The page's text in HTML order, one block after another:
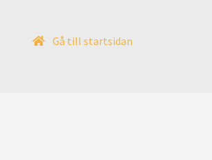
Gå till startsidan